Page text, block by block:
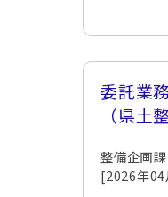
委託業
（県土
整備企画課
[2026年